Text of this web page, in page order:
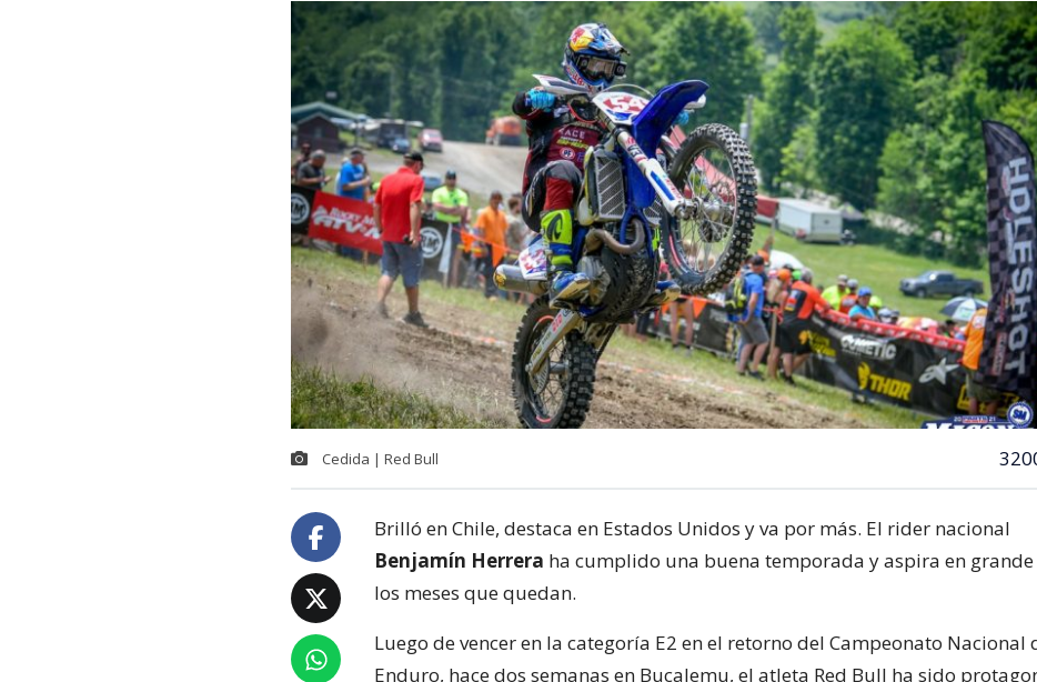
Cedida | Red Bull
Brilló en Chile, destaca en Estados Unidos y va por más. El rider nacional
Benjamín Herrera ha cumplido una buena temporada y aspira en
los meses que quedan.
Luego de vencer en la categoría E2 en el retorno del Campeonato Nacional
Enduro, hace dos semanas en Bucalemu, el atleta Red Bull ha sido